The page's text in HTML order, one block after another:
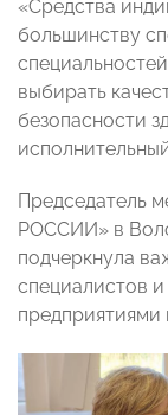
«Средства
большинству
выбирать
безопасности
Председатель
РОССИИ» в
подчеркнула
специалистов
предприятиями